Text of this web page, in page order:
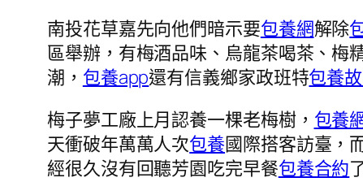
南投花草嘉先向他們暗示要包養網解除
區舉辦，有梅酒品味、烏龍茶喝茶、梅
潮， 包養app還有信義鄉家政班特包養
梅子夢工廠上月認養一棵老梅樹， 包養
天衝破年萬萬人次包養國際搭客訪臺，
經很久沒有回聽芳園吃完早餐包養合約